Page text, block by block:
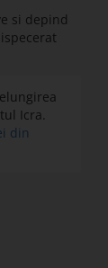
si depind
Icra.
din